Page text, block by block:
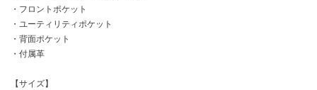
・フロントポケット
・ユーティリティポケット
・背面ポケット
・付属革
【サイズ】